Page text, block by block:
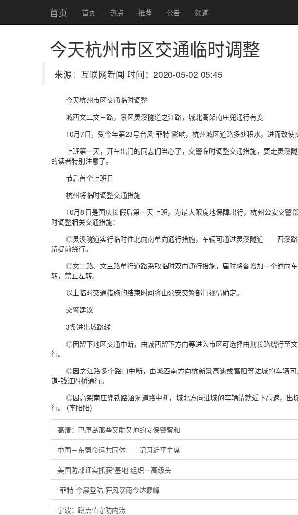
首页 首页 热点 推荐 公告 频道
今天杭州市区交通临时调整
来源：互联网新闻 时间：2020-05-02 05:45
今天杭州市区交通临时调整
城西文二文三路，景区灵溪隧道之江路，城北高架南庄兜通行有变
10月7日，受今年第23号台风“菲特”影响，杭州城区道路多处积水，进而致使
上班第一天，开车出门的同志们当心了，交警临时调整交通措施，要走灵溪
的读者特别注意了。
节后首个上班日
杭州将临时调整交通措施
10月8日是国庆长假后第一天上班，为最大限度地保障出行，杭州公安交警
时调整相关交通措施：
◎灵溪隧道实行临时性北向南单向通行措施，车辆可通过灵溪隧道——西溪
请提前绕行。
◎文二路、文三路单行道路采取临时双向通行措施，届时将各增加一个逆向
转，禁止左转。
以上临时交通措施的结束时间将由公安交警部门视情确定。
交警建议
3条进出城路线
◎因留下地区交通中断，由城西留下方向等进入市区可选择由荆长路绕行
行。
◎因之江路多个路口中断，由城西南方向杭新景高速或富阳等进城的车辆
道-钱江四桥通行。
◎因高架南庄兜铁路涵洞道路中断，城北方向进城的车辆请就近下高速，出
行。 (李阳阳)
高清：巴厘岛那些又酷又帅的安保警察和
中国－东盟命运共同体——记习近平主席
美国防部证实抓获“基地”组织一高级头
“菲特”今晨登陆 狂风暴雨今达巅峰
宁波：蹲点值守防内涝